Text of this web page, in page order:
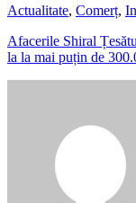
Actualitate, Comerț,
Afacerile Shiral
la la mai puțin de